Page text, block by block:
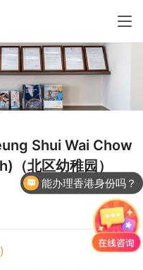
Shui Wai Chow
北区幼稚园）
能办理香港身份吗？